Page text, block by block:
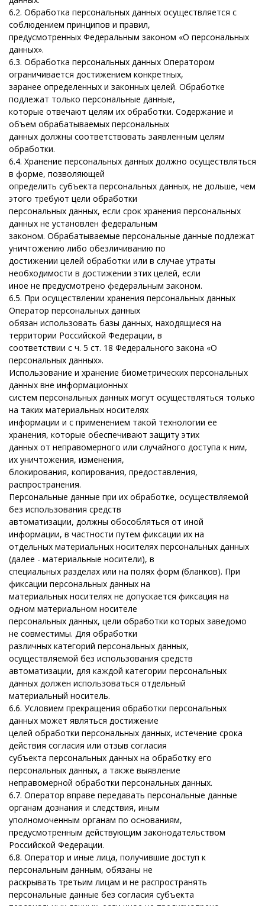
6.2. Обработка персональных данных осуществляется с
соблюдением принципов и правил,
предусмотренных Федеральным законом «О персональных
данных».
6.3. Обработка персональных данных Оператором
ограничивается достижением конкретных,
заранее определенных и законных целей. Обработке
подлежат только персональные данные,
которые отвечают целям их обработки. Содержание и
объем обрабатываемых персональных
данных должны соответствовать заявленным целям
обработки.
6.4. Хранение персональных данных должно осуществляться
в форме, позволяющей
определить субъекта персональных данных, не дольше, чем
этого требуют цели обработки
персональных данных, если срок хранения персональных
данных не установлен федеральным
законом. Обрабатываемые персональные данные подлежат
уничтожению либо обезличиванию по
достижении целей обработки или в случае утраты
необходимости в достижении этих целей, если
иное не предусмотрено федеральным законом.
6.5. При осуществлении хранения персональных данных
Оператор персональных данных
обязан использовать базы данных, находящиеся на
территории Российской Федерации, в
соответствии с ч. 5 ст. 18 Федерального закона «О
персональных данных».
Использование и хранение биометрических персональных
данных вне информационных
систем персональных данных могут осуществляться только
на таких материальных носителях
информации и с применением такой технологии ее
хранения, которые обеспечивают защиту этих
данных от неправомерного или случайного доступа к ним,
их уничтожения, изменения,
блокирования, копирования, предоставления,
распространения.
Персональные данные при их обработке, осуществляемой
без использования средств
автоматизации, должны обособляться от иной
информации, в частности путем фиксации их на
отдельных материальных носителях персональных данных
(далее - материальные носители), в
специальных разделах или на полях форм (бланков). При
фиксации персональных данных на
материальных носителях не допускается фиксация на
одном материальном носителе
персональных данных, цели обработки которых заведомо
не совместимы. Для обработки
различных категорий персональных данных,
осуществляемой без использования средств
автоматизации, для каждой категории персональных
данных должен использоваться отдельный
материальный носитель.
6.6. Условием прекращения обработки персональных
данных может являться достижение
целей обработки персональных данных, истечение срока
действия согласия или отзыв согласия
субъекта персональных данных на обработку его
персональных данных, а также выявление
неправомерной обработки персональных данных.
6.7. Оператор вправе передавать персональные данные
органам дознания и следствия, иным
уполномоченным органам по основаниям,
предусмотренным действующим законодательством
Российской Федерации.
6.8. Оператор и иные лица, получившие доступ к
персональным данным, обязаны не
раскрывать третьим лицам и не распространять
персональные данные без согласия субъекта